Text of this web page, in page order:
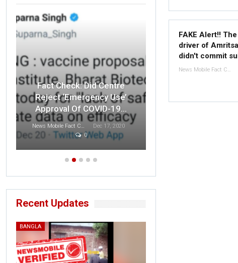
FAKE Alert!!
driver of
didn't commit
News Mobile Fact Check Bureau
Fact Check: Did Centre
Reject ‘Emergency Use’
Approval Of COVID-19…
News Mobile Fact Check Bureau
Dec 17, 2020
0
Fact Check: Old
Recent Updates
BANGLA